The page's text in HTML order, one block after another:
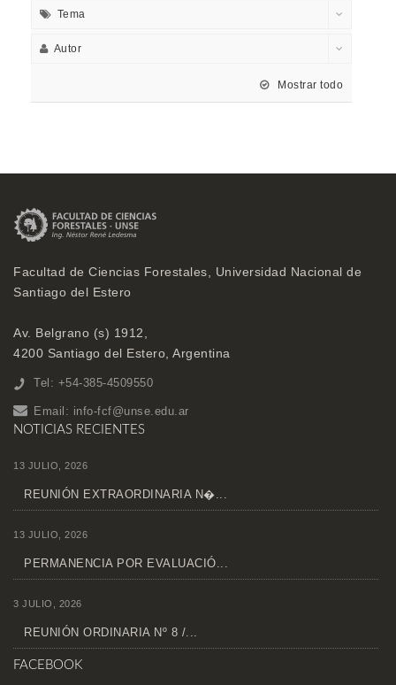
Tema
Autor
Mostrar todo
Facultad de Ciencias Forestales, Universidad Nacional de
Santiago del Estero
Av. Belgrano (s) 1912,
4200 Santiago del Estero, Argentina
Tel: +54-385-4509550
Email: info-fcf@unse.edu.ar
NOTICIAS RECIENTES
13 JULIO, 2026
REUNIÓN EXTRAORDINARIA N�...
13 JULIO, 2026
PERMANENCIA POR EVALUACIÓ...
3 JULIO, 2026
REUNIÓN ORDINARIA Nº 8 /...
FACEBOOK